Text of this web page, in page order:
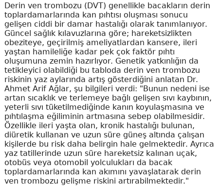
Derin ven trombozu (DVT) genellikle bacakların derin
toplardamarlarında kan pıhtısı oluşması sonucu
gelişen ciddi bir damar hastalığı olarak tanımlanıyor.
Güncel sağlık kılavuzlarına göre; hareketsizlikten
obeziteye, geçirilmiş ameliyatlardan kansere, ileri
yaştan hamileliğe kadar pek çok faktör pıhtı
oluşumuna zemin hazırlıyor. Genetik yatkınlığın da
tetikleyici olabildiği bu tabloda derin ven trombozu
riskinin yaz aylarında artış gösterdiğini anlatan Dr.
Ahmet Arif Ağlar, şu bilgileri verdi: "Bunun nedeni ise
artan sıcaklık ve terlemeye bağlı gelişen sıvı kaybının,
yeterli sıvı tüketilmediğinde kanın koyulaşmasına ve
pıhtılaşma eğiliminin artmasına sebep olabilmesidir.
Özellikle ileri yaşta olan, kronik hastalığı bulunan,
diüretik kullanan ve uzun süre güneş altında çalışan
kişilerde bu risk daha belirgin hale gelmektedir. Ayrıca
yaz tatillerinde uzun süre hareketsiz kalınan uçak,
otobüs veya otomobil yolculukları da bacak
toplardamarlarında kan akımını yavaşlatarak derin
ven trombozu gelişme riskini artırabilmektedir."